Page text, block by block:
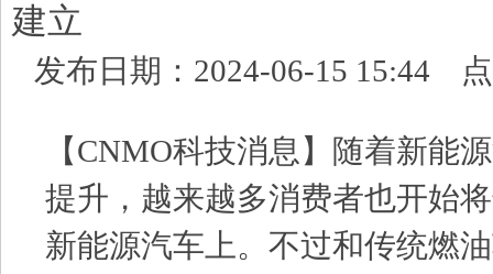
建立
发布日期：2024-06-15 15:44
【CNMO科技消息】随着新能
提升，越来越多消费者也开始
新能源汽车上。不过和传统燃